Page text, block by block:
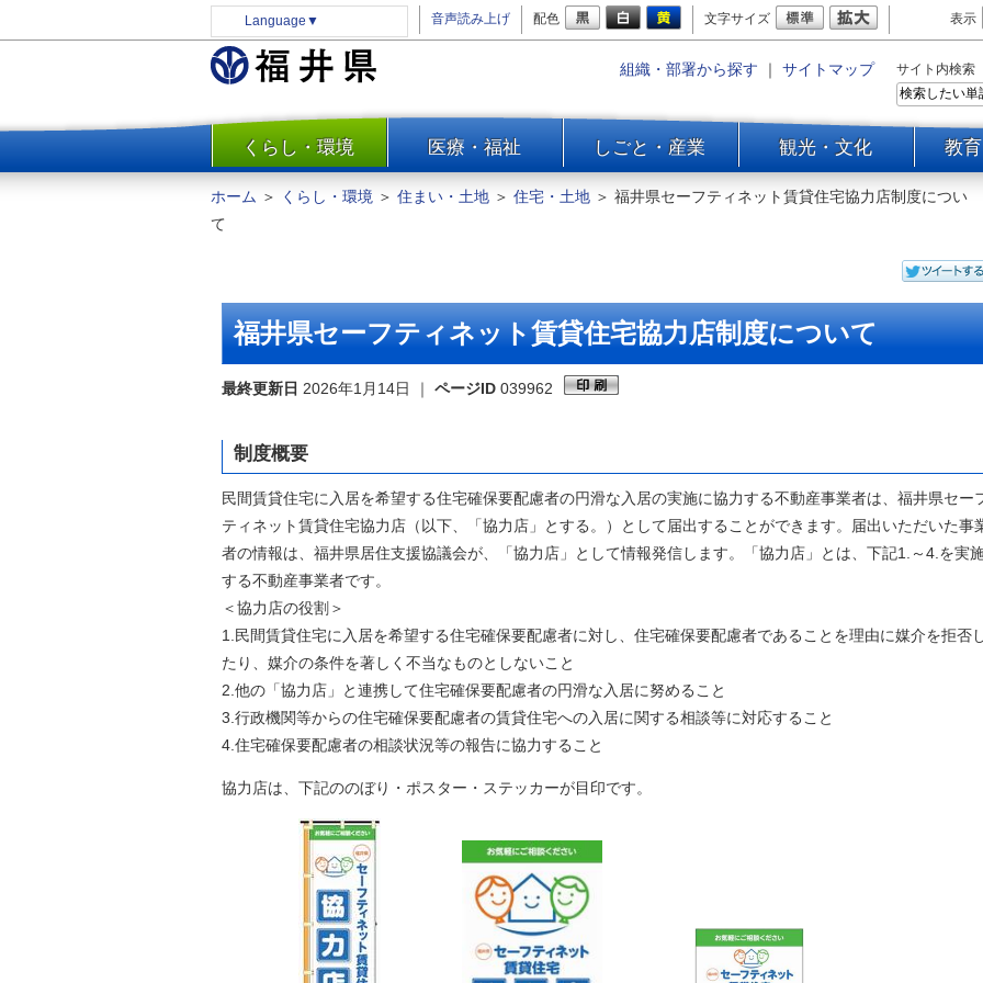
Language ▼ 音声読み上げ 配色 文字サイズ 表示
組織・部署から探す ｜ サイトマップ サイト内検索
一覧
くらし・環境 医療・福祉 しごと・産業 観光・文化 教
防災
安全安心
住まい・土地
環境問題・廃棄物対策・リサ
交通・道路
河川・砂防・港湾
自然
ホーム ＞ くらし・環境 ＞ 住まい・土地 ＞ 住宅・土地 ＞ 福井県セーフティネット賃貸住宅協力店制度につい
て
福井県セーフティネット賃貸住宅協力店制度について
最終更新日 2026年1月14日 ｜ ページID 039962
制度概要
民間賃貸住宅に入居を希望する住宅確保要配慮者の円滑な入居の実施に協力する不動産事業者は、福井県セー
ティネット賃貸住宅協力店（以下、「協力店」とする。）として届出することができます。届出いただいた事
者の情報は、福井県居住支援協議会が、「協力店」として情報発信します。「協力店」とは、下記1.～4.を実
する不動産事業者です。
＜協力店の役割＞
1.民間賃貸住宅に入居を希望する住宅確保要配慮者に対し、住宅確保要配慮者であることを理由に媒介を拒否
たり、媒介の条件を著しく不当なものとしないこと
2.他の「協力店」と連携して住宅確保要配慮者の円滑な入居に努めること
3.行政機関等からの住宅確保要配慮者の賃貸住宅への入居に関する相談等に対応すること
4.住宅確保要配慮者の相談状況等の報告に協力すること
協力店は、下記ののぼり・ポスター・ステッカーが目印です。